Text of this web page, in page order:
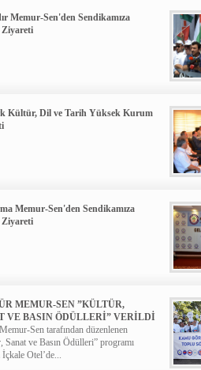
Memur-Sen'den Sendikamıza
Kültür, Dil ve Tarih Yüksek Kurum
Memur-Sen'den Sendikamıza
MEMUR-SEN ”KÜLTÜR,
VE BASIN ÖDÜLLERİ” VERİLDİ
Sen tarafından düzenlenen
Sanat ve Basın Ödülleri” programı
Otel’de...